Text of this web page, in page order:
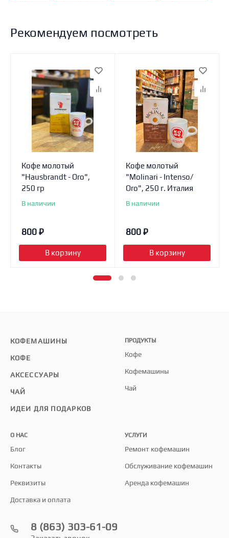
Рекомендуем посмотреть
Кофе молотый
"Hausbrandt - Oro",
250 гр
В наличии
800 ₽
В корзину
Кофе молотый
"Molinari - Intenso/
Oro", 250 г. Италия
В наличии
800 ₽
В корзину
КОФЕМАШИНЫ
КОФЕ
АКСЕССУАРЫ
ЧАЙ
ИДЕИ ДЛЯ ПОДАРКОВ
ПРОДУКТЫ
Кофе
Кофемашины
Чай
О НАС
Блог
Контакты
Реквизиты
Доставка и оплата
УСЛУГИ
Ремонт кофемашин
Обслуживание кофемашин
Аренда кофемашин
8 (863) 303-61-09